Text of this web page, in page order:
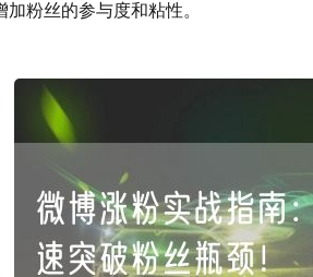
粉丝的参与度和粘性。